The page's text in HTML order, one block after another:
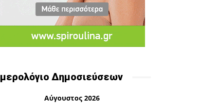
Δημοσιεύσεων
Αύγουστος 2026